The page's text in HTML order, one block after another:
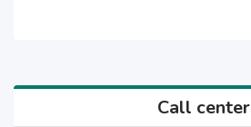
Call center